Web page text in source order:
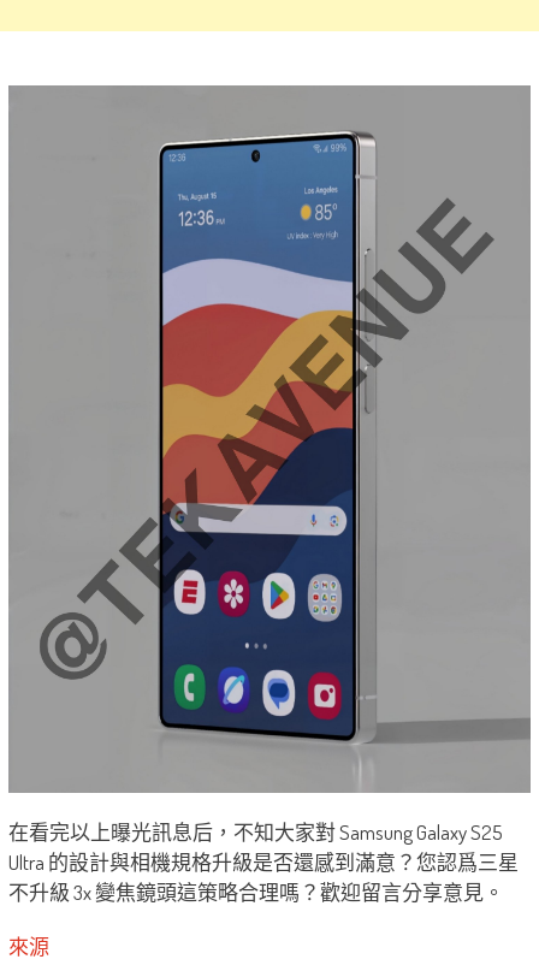
在看完以上曝光訊息后，不知大家對 Samsung Galaxy S25
Ultra 的設計與相機規格升級是否還感到滿意？您認爲三星
不升級 3x 變焦鏡頭這策略合理嗎？歡迎留言分享意見。
來源